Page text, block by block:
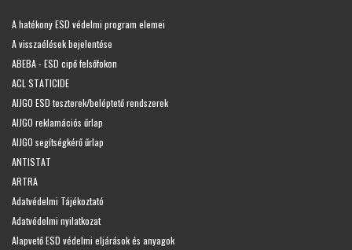
A hatékony ESD védelmi program elemei
A visszaélések bejelentése
ABEBA - ESD cipő felsőfokon
ACL STATICIDE
AIJGO ESD teszterek/beléptető rendszerek
AIJGO reklamációs űrlap
AIJGO segítségkérő űrlap
ANTISTAT
ARTRA
Adatvédelmi Tájékoztató
Adatvédelmi nyilatkozat
Alapvető ESD védelmi eljárások és anyagok